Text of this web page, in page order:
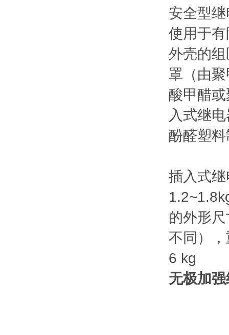
安全型
使用于
外壳的
罩（由
酸甲醋
入式继
酚醛塑
插入式
的外形
不同）
6 kg
无极加